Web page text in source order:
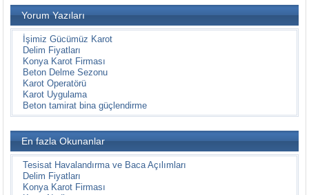
Yorum Yazıları
İşimiz Gücümüz Karot
Delim Fiyatları
Konya Karot Firması
Beton Delme Sezonu
Karot Operatörü
Karot Uygulama
Beton tamirat bina güçlendirme
En fazla Okunanlar
Tesisat Havalandırma ve Baca Açılımları
Delim Fiyatları
Konya Karot Firması